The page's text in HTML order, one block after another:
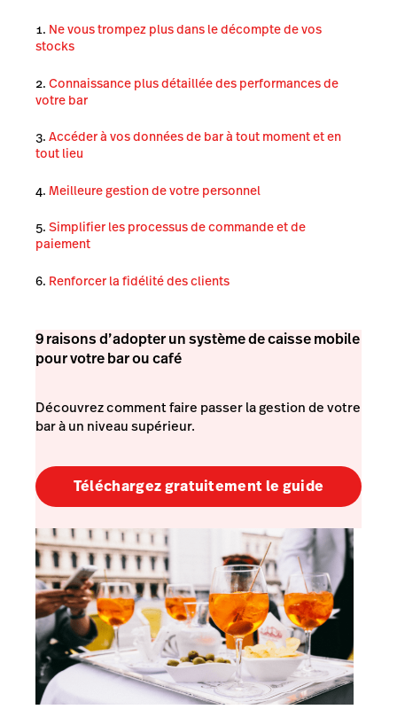
Ne vous trompez plus dans le décompte de vos
stocks
Connaissance plus détaillée des performances de
votre bar
Accéder à vos données de bar à tout moment et en
tout lieu
Meilleure gestion de votre personnel
Simplifier les processus de commande et de
paiement
Renforcer la fidélité des clients
9 raisons d’adopter un système de caisse mobile
pour votre bar ou café
Découvrez comment faire passer la gestion de votre
bar à un niveau supérieur.
Téléchargez gratuitement le guide